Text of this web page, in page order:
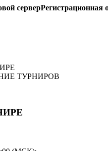
серверРегистрационная
ТУРНИРОВ